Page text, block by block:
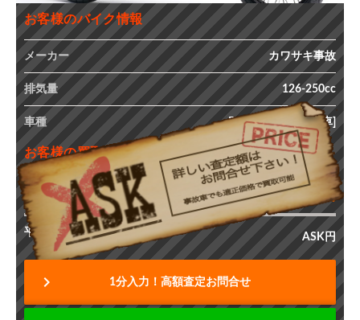
お客様のバイク情報
メーカー カワサキ事故
排気量 126-250cc
車種 Dトラッカー [事故車]
お客様の買取査定額
最高価格 ASK 円
平均価格 ASK円
chevron_right 1分入力！高額査定お問合せ